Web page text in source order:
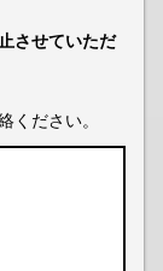
させていただ
ください。